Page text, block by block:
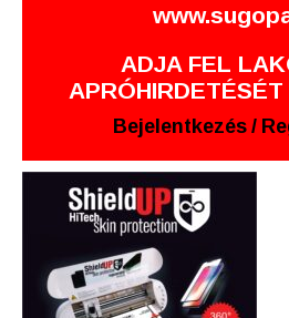
ADJA FEL
APRÓHIRDETÉSÉT
Bejelentkezés /